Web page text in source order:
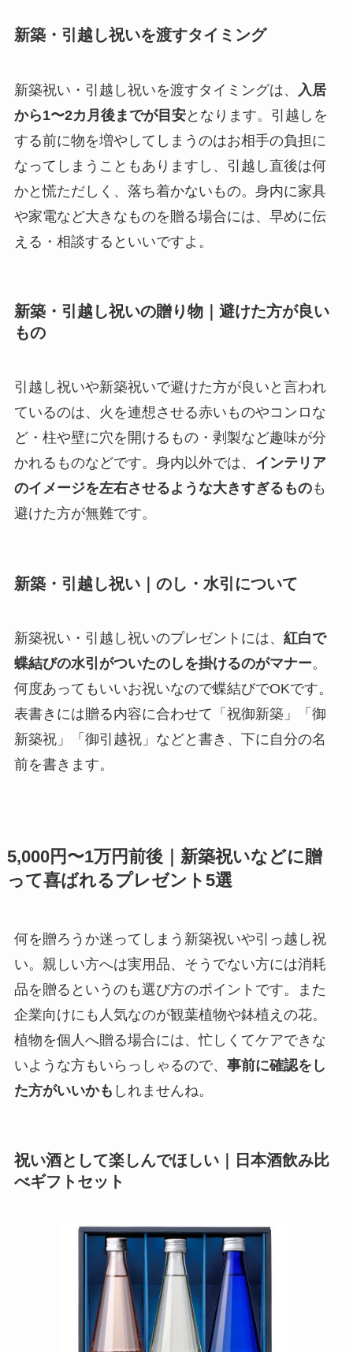
新築・引越し祝いを渡すタイミング
新築祝い・引越し祝いを渡すタイミングは、
入居
から1〜2カ月後までが目安となります。引越しを
する前に物を増やしてしまうのはお相手の負担に
なってしまうこともありますし、引越し直後は何
かと慌ただしく、落ち着かないもの。身内に家具
や家電など大きなものを贈る場合には、早めに伝
える・相談するといいですよ。
新築・引越し祝いの贈り物｜避けた方が良い
もの
引越し祝いや新築祝いで避けた方が良いと言われ
ているのは、火を連想させる赤いものやコンロな
ど・柱や壁に穴を開けるもの・剥製など趣味が分
かれるものなどです。身内以外では、 インテリア
のイメージを左右させるような大きすぎるものも
避けた方が無難です。
新築・引越し祝い｜のし・水引について
新築祝い・引越し祝いのプレゼントには、 紅白で
蝶結びの水引がついたのしを掛けるのがマナー。
何度あってもいいお祝いなので蝶結びでOKです。
表書きには贈る内容に合わせて「祝御新築」「御
新築祝」「御引越祝」などと書き、下に自分の名
前を書きます。
5,000円〜1万円前後｜新築祝いなどに贈
って喜ばれるプレゼント5選
何を贈ろうか迷ってしまう新築祝いや引っ越し祝
い。親しい方へは実用品、そうでない方には消耗
品を贈るというのも選び方のポイントです。また
企業向けにも人気なのが観葉植物や鉢植えの花。
植物を個人へ贈る場合には、忙しくてケアできな
いような方もいらっしゃるので、 事前に確認をし
た方がいいかも しれませんね。
祝い酒として楽しんでほしい｜日本酒飲み比
べギフトセット